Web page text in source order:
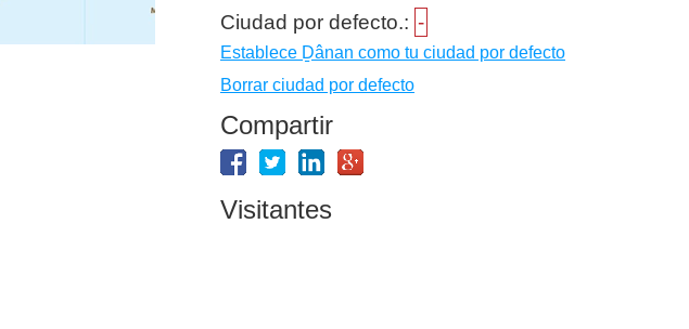
Ciudad por defecto.: -
Establece Ḏânan como tu ciudad por defecto
Borrar ciudad por defecto
Compartir
Visitantes